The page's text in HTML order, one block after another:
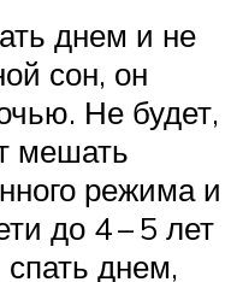
днем и не
сон, он
Не будет,
мешать
режима и
до 4 – 5 лет
днем,